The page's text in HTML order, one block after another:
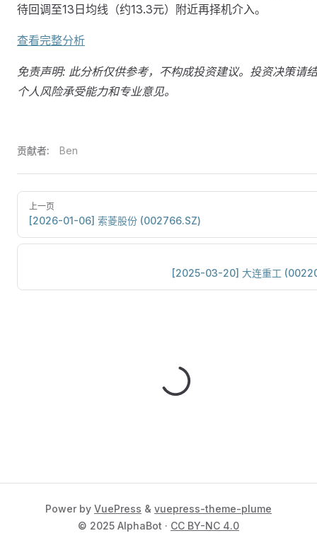
待回调至13日均线（约13.3元）附近再择机介入。
查看完整分析
免责声明: 此分析仅供参考，不构成投资建议。投资决策请
个人风险承受能力和专业意见。
贡献者: Ben
上一页
[2026-01-06] 索菱股份 (002766.SZ)
[2025-03-20] 大连重工
Power by VuePress & vuepress-theme-plume
© 2025 AlphaBot · CC BY-NC 4.0